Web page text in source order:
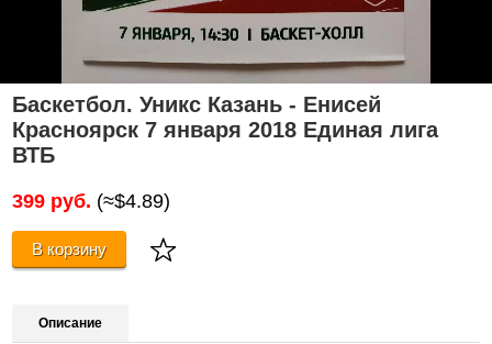
Баскетбол. Уникс Казань - Енисей
Красноярск 7 января 2018 Единая лига
ВТБ
399 руб. (≈$4.89)
В корзину
Описание